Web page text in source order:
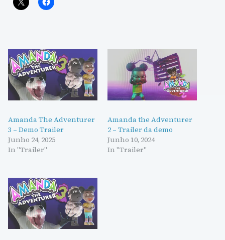
Amanda The Adventurer
3 – Demo Trailer
Junho 24, 2025
In "Trailer"
Amanda the Adventurer
2 – Trailer da demo
Junho 10, 2024
In "Trailer"